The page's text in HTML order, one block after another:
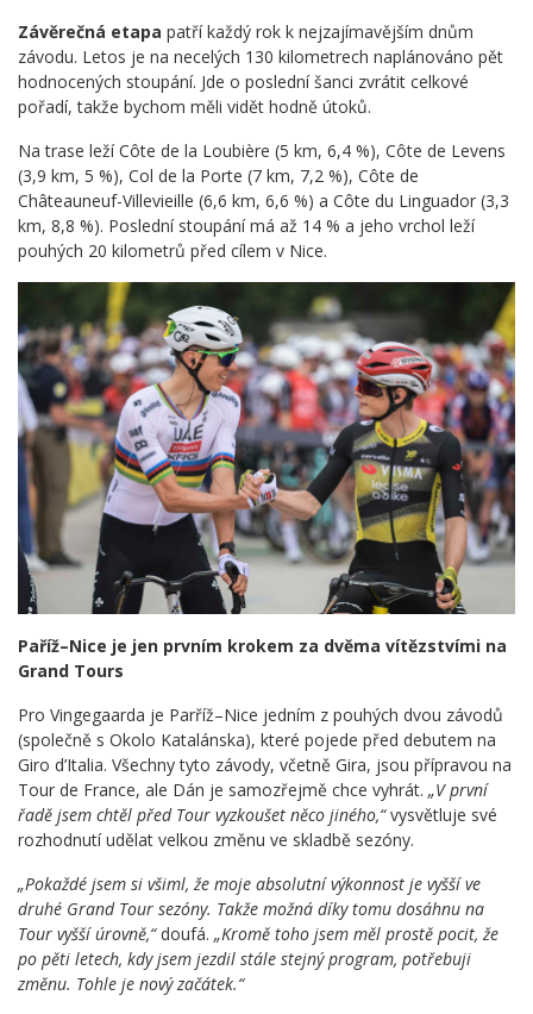
Závěrečná etapa patří každý rok k nejzajímavějším dnům
závodu. Letos je na necelých 130 kilometrech naplánováno pět
hodnocených stoupání. Jde o poslední šanci zvrátit celkové
pořadí, takže bychom měli vidět hodně útoků.
Na trase leží Côte de la Loubière (5 km, 6,4 %), Côte de Levens
(3,9 km, 5 %), Col de la Porte (7 km, 7,2 %), Côte de
Châteauneuf-Villevieille (6,6 km, 6,6 %) a Côte du Linguador (3,3
km, 8,8 %). Poslední stoupání má až 14 % a jeho vrchol leží
pouhých 20 kilometrů před cílem v Nice.
Paříž–Nice je jen prvním krokem za dvěma vítězstvími na
Grand Tours
Pro Vingegaarda je Parříž–Nice jedním z pouhých dvou závodů
(společně s Okolo Katalánska), které pojede před debutem na
Giro d’Italia. Všechny tyto závody, včetně Gira, jsou přípravou na
Tour de France, ale Dán je samozřejmě chce vyhrát. „V první
řadě jsem chtěl před Tour vyzkoušet něco jiného,“vysvětluje své
rozhodnutí udělat velkou změnu ve skladbě sezóny.
„Pokaždé jsem si všiml, že moje absolutní výkonnost je vyšší ve
druhé Grand Tour sezóny. Takže možná díky tomu dosáhnu na
Tour vyšší úrovně,“doufá. „Kromě toho jsem měl prostě pocit, že
po pěti letech, kdy jsem jezdil stále stejný program, potřebuji
změnu. Tohle je nový začátek.“